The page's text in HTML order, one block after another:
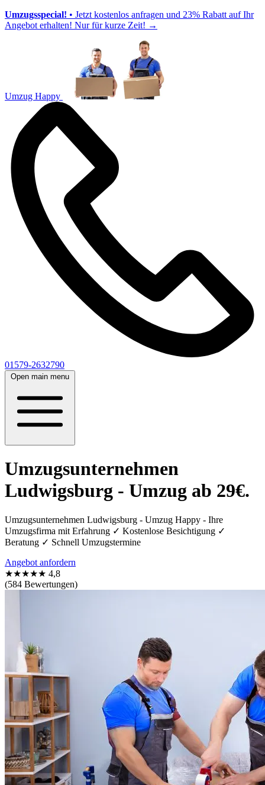
Umzugsspecial! • Jetzt kostenlos anfragen und 23% Rabatt auf Ihr
Angebot erhalten! Nur für kurze Zeit! →
Umzug Happy
01579-2632790
Open main menu
Umzugsunternehmen
Ludwigsburg - Umzug ab 29€.
Umzugsunternehmen Ludwigsburg - Umzug Happy - Ihre
Umzugsfirma mit Erfahrung ✓ Kostenlose Besichtigung ✓
Beratung ✓ Schnell Umzugstermine
Angebot anfordern
★★★★★ 4,8
(584 Bewertungen)